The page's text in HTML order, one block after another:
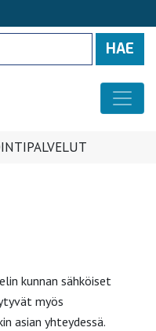
kunnan sähköiset
myös
asian yhteydessä.